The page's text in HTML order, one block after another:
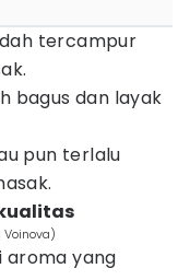
tercampur
bagus dan layak
pun terlalu
aroma yang